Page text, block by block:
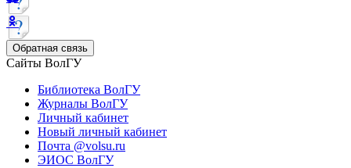
Обратная связь
Сайты ВолГУ
Библиотека ВолГУ
Журналы ВолГУ
Личный кабинет
Новый личный кабинет
Почта @volsu.ru
ЭИОС ВолГУ